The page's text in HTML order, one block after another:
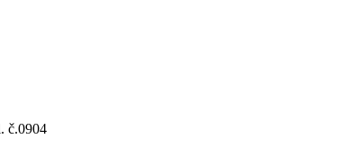
č.0904